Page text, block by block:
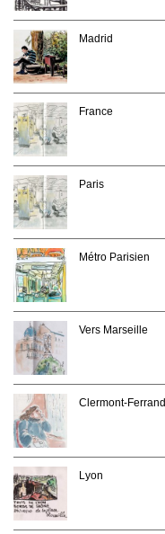
Madrid
France
Paris
Métro Parisien
Vers Marseille
Clermont-Ferrand
Lyon